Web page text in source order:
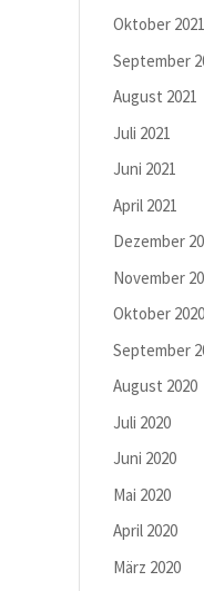
Oktober 2021
September
August 2021
Juli 2021
Juni 2021
April 2021
Dezember
November
Oktober 2020
September
August 2020
Juli 2020
Juni 2020
Mai 2020
April 2020
März 2020